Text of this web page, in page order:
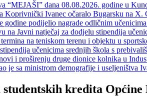
“MEJAŠI” dana 08.08.2026. godine u
Koprivnički Ivanec očaralo Bugarsku na X.
godine podijelio nagrade odličnim
na Javni natječaj za dodjelu stipendija
na teniskom terenu i objektu u
učenicima srednjih škola s
i proširenju druge dionice kolnika u
je sa ministrom demografije i useljeništva
kredita